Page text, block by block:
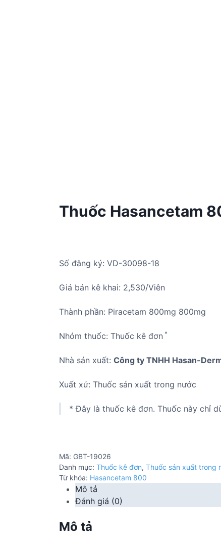
Thuốc Hasancetam
Số đăng ký: VD-30098-18
Giá bán kê khai: 2,530/Viên
Thành phần: Piracetam 800mg 800mg
Nhóm thuốc: Thuốc kê đơn *
Nhà sản xuất: Công ty TNHH Hasan-
Xuất xứ: Thuốc sản xuất trong nước
* Đây là thuốc kê đơn. Thuốc này chỉ
Mã: GBT-19026
Danh mục: Thuốc kê đơn, Thuốc sản xuất trong
Từ khóa: Hasancetam 800
Mô tả
Đánh giá (0)
Mô tả